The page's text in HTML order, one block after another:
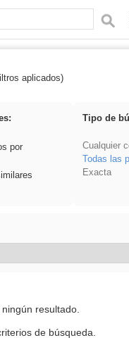
acanalado
aplicados)
por
Tipo de
Cualquier
Todas las
Exacta
resultado.
de búsqueda.